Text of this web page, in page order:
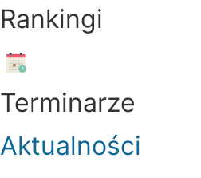
Rankingi
Menu
Terminarze
Aktualności